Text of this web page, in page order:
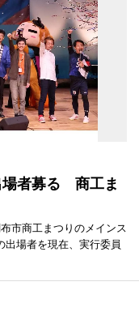
場者募る 商工ま
市商工まつりのメインス
出場者を現在、実行委員